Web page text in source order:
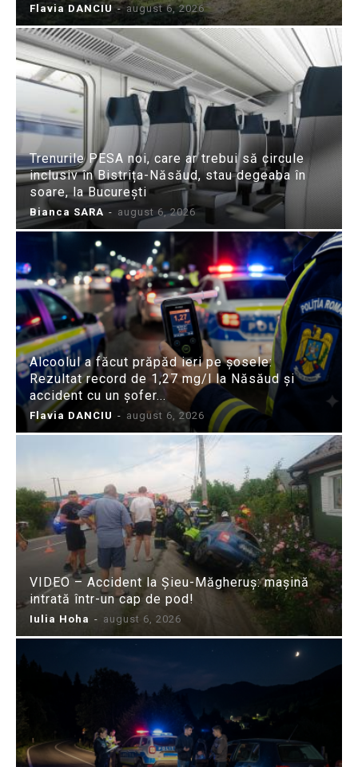
Flavia DANCIU - august 6, 2026
Trenurile PESA noi, care ar trebui să circule
inclusiv în Bistrița-Năsăud, stau degeaba în
soare, la București
Bianca SARA - august 6, 2026
Alcoolul a făcut prăpăd ieri pe șosele:
Rezultat record de 1,27 mg/l la Năsăud și
accident cu un șofer...
Flavia DANCIU - august 6, 2026
VIDEO – Accident la Șieu-Măgheruș: mașină
intrată într-un cap de pod!
Iulia Hoha - august 6, 2026